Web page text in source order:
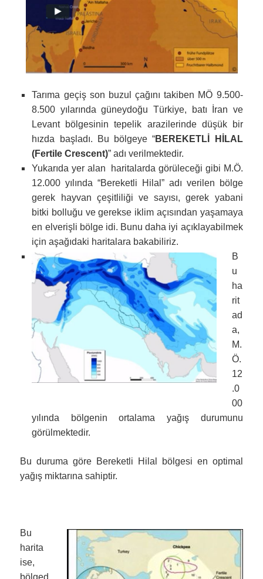
Tarıma geçiş son buzul çağını takiben MÖ 9.500-
8.500 yılarında güneydoğu Türkiye, batı İran ve
Levant bölgesinin tepelik arazilerinde düşük bir
hızda başladı. Bu bölgeye “BEREKETLİ HİLAL
(Fertile Crescent)” adı verilmektedir.
Yukarıda yer alan haritalarda görüleceği gibi M.Ö.
12.000 yılında “Bereketli Hilal” adı verilen bölge
gerek hayvan çeşitliliği ve sayısı, gerek yabani
bitki bolluğu ve gerekse iklim açısından yaşamaya
en elverişli bölge idi. Bunu daha iyi açıklayabilmek
için aşağıdaki haritalara bakabiliriz.
B
u
ha
rit
ad
a,
M.
Ö.
12
.0
00
yılında bölgenin ortalama yağış durumunu
görülmektedir.
Bu duruma göre Bereketli Hilal bölgesi en optimal
yağış miktarına sahiptir.
Bu
harita
ise,
bölged